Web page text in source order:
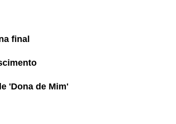
final
'Dona de Mim'